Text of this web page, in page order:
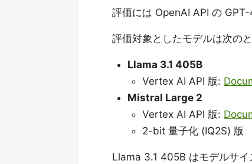
評価には OpenAI API の
評価対象としたモデルは次のと
Llama 3.1 405B
Vertex AI API 版:
Mistral Large 2
Vertex AI API 版:
2-bit 量子化 (IQ2S) 版
Llama 3.1 405B はモデルサ